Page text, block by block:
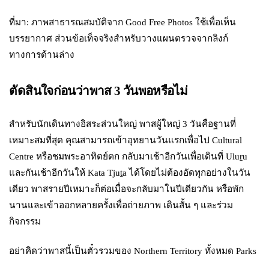
ที่มา: ภาพสาธารณสมบัติจาก Good Free Photos ใช้เพื่อเห็น
บรรยากาศ ส่วนข้อเท็จจริงสำหรับวางแผนตรวจจากลิงก์
ทางการด้านล่าง
ตัดสินใจก่อนว่าพาส 3 วันพอหรือไม่
สำหรับนักเดินทางอิสระส่วนใหญ่ พาสผู้ใหญ่ 3 วันคือฐานที่
เหมาะสมที่สุด คุณสามารถเข้าอุทยานวันแรกเพื่อไป Cultural
Centre หรือชมพระอาทิตย์ตก กลับมาเช้าอีกวันเพื่อเดินที่ Uluṟu
และกันเช้าอีกวันให้ Kata Tjuṯa ได้โดยไม่ต้องอัดทุกอย่างในวัน
เดียว พาสรายปีเหมาะก็ต่อเมื่อจะกลับมาในปีเดียวกัน หรือพัก
นานและเข้าออกหลายครั้งเพื่อถ่ายภาพ เดินสั้น ๆ และร่วม
กิจกรรม
อย่าคิดว่าพาสนี้เป็นตั๋วรวมของ Northern Territory ทั้งหมด Parks